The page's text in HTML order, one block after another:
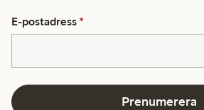
E-postadress *
Prenumerera